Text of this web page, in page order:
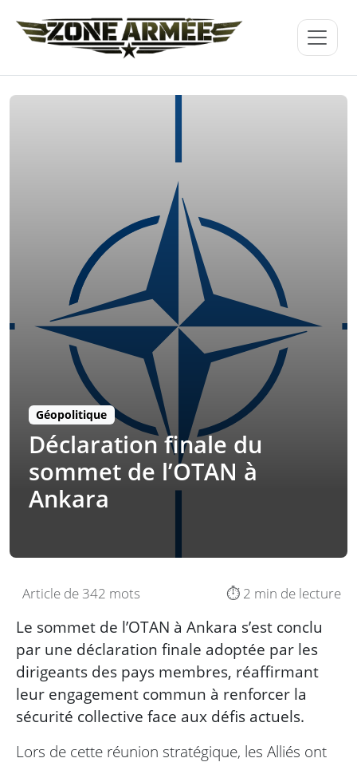
Géopolitique
Déclaration finale du
sommet de l’OTAN à
Ankara
Article de 342 mots ⏱️ 2 min de lecture
Le sommet de l’OTAN à Ankara s’est conclu
par une déclaration finale adoptée par les
dirigeants des pays membres, réaffirmant
leur engagement commun à renforcer la
sécurité collective face aux défis actuels.
Lors de cette réunion stratégique, les Alliés ont